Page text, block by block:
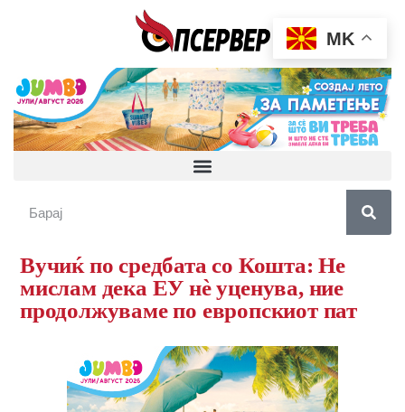
Вучиќ по средбата со Кошта: Не
мислам дека ЕУ нè уценува, ние
продолжуваме по европскиот пат
MK